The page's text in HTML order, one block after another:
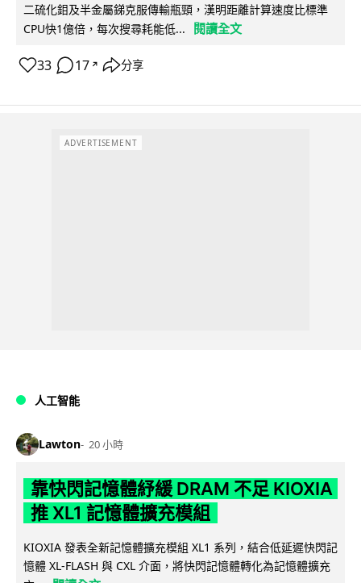
二硫化鉬及半金屬銻克服傳輸瓶頸，漢明距離計算速度比標準
CPU快1億倍，每次搜尋耗能低...
閱讀全文
33 17 ↗ 分享
ADVERTISEMENT
人工智能
Lawton 20 小時
靠快閃記憶體紓緩 DRAM 不足 KIOXIA
推 XL1 記憶體擴充模組
KIOXIA 發表全新記憶體擴充模組 XL1 系列，結合低延遲快閃記
憶體 XL-FLASH 與 CXL 介面，將快閃記憶體轉化為記憶體擴充